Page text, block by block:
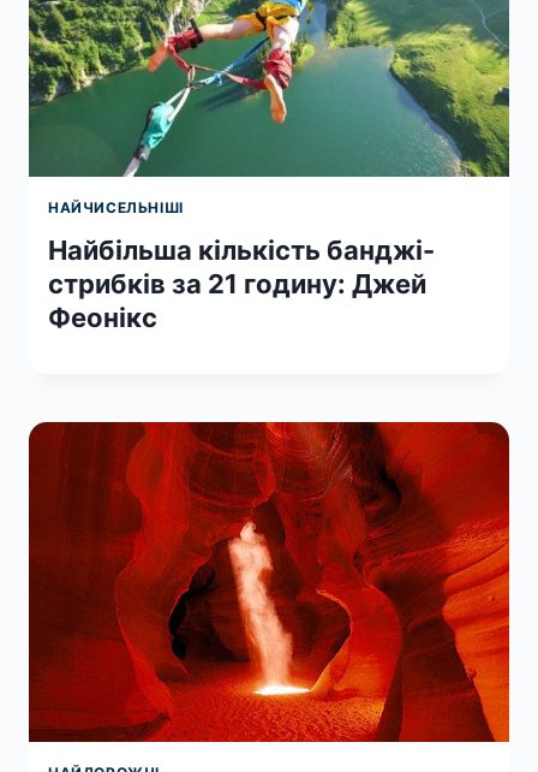
НАЙЧИСЕЛЬНІШІ
Найбільша кількість банджі-
стрибків за 21 годину: Джей
Феонікс